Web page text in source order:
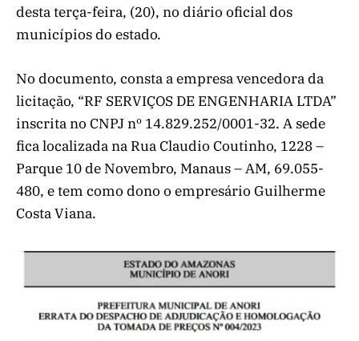
desta terça-feira, (20), no diário oficial dos
municípios do estado.
No documento, consta a empresa vencedora da
licitação, “RF SERVIÇOS DE ENGENHARIA LTDA”
inscrita no CNPJ nº 14.829.252/0001-32. A sede
fica localizada na Rua Claudio Coutinho, 1228 –
Parque 10 de Novembro, Manaus – AM, 69.055-
480, e tem como dono o empresário Guilherme
Costa Viana.